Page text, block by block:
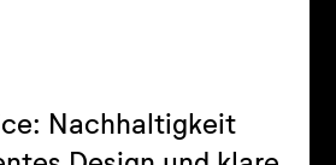
Nachhaltigkeit